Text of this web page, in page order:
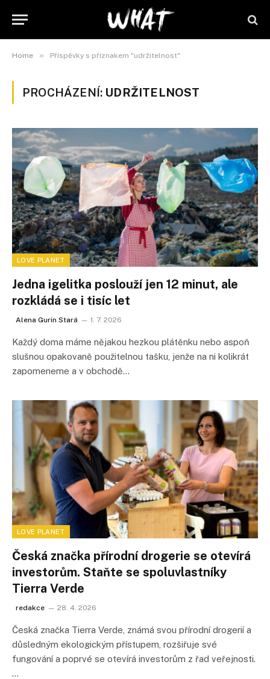
Home » Příspěvky s příznakem "udržitelnost"
PROCHÁZENÍ: UDRŽITELNOST
LOVE PLANET
Jedna igelitka poslouží jen 12 minut, ale
rozkládá se i tisíc let
Alena Gurin Stará 1. 7. 2026
Každý doma máme nějakou hezkou plátěnku nebo aspoň
slušnou opakovaně použitelnou tašku, jenže na ni kolikrát
zapomeneme a v obchodě…
LOVE PLANET
Česká značka přírodní drogerie se otevírá
investorům. Staňte se spoluvlastníky
Tierra Verde
redakce 28. 4. 2026
Česká značka Tierra Verde, známá svou přírodní drogerií a
důsledným ekologickým přístupem, rozšiřuje své
fungování a poprvé se otevírá investorům z řad veřejnosti.
…